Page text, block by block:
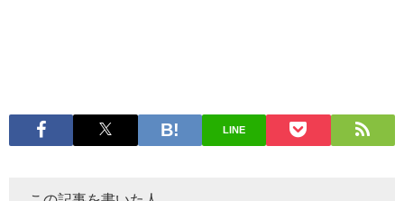
LINE